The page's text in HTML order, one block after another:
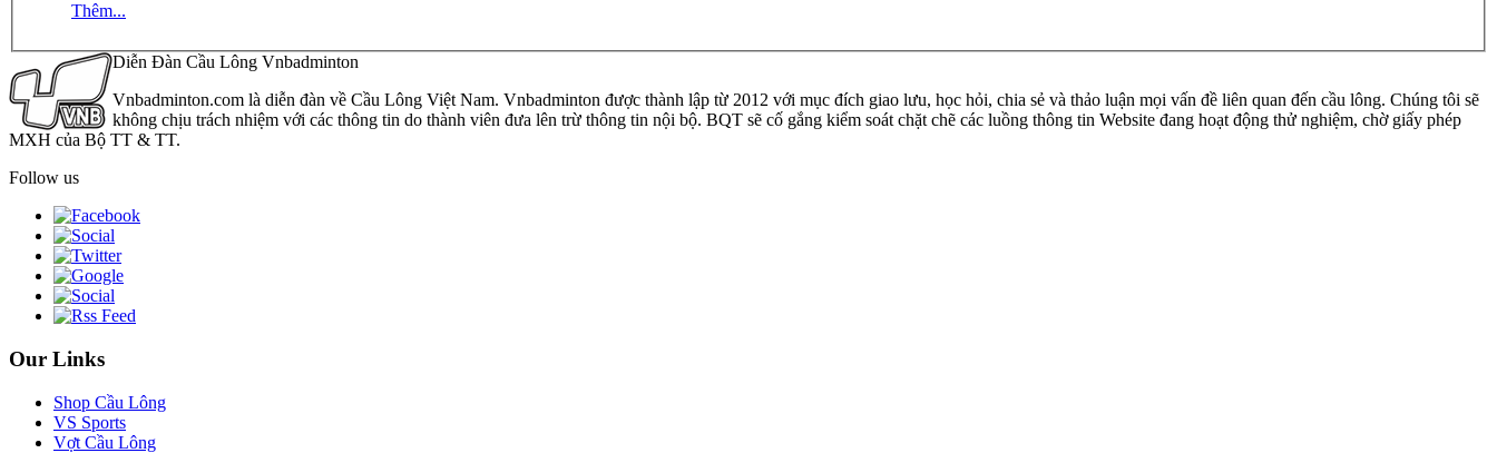
Thêm...
Diễn Đàn Cầu Lông Vnbadminton
Vnbadminton.com là diễn đàn về Cầu Lông Việt Nam. Vnbadminton được thành lập từ 2012 với mục đích giao lưu, học hỏi, chia sẻ và thảo luận mọi vấn đề liên quan đến cầu lông. Chúng tôi sẽ
không chịu trách nhiệm với các thông tin do thành viên đưa lên trừ thông tin nội bộ. BQT sẽ cố gắng kiểm soát chặt chẽ các luồng thông tin Website đang hoạt động thử nghiệm, chờ giấy phép
MXH của Bộ TT & TT.
Follow us
Our Links
Shop Cầu Lông
VS Sports
Vợt Cầu Lông